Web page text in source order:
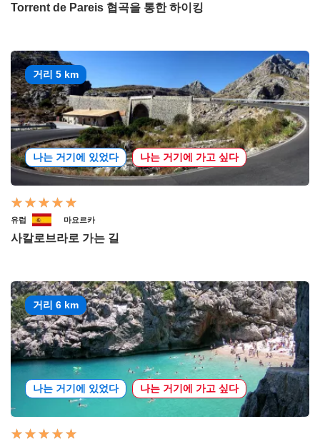
Torrent de Pareis 협곡을 통한 하이킹
거리 5 km
나는 거기에 있었다 나는 거기에 가고 싶다
유럽 마요르카
사칼로브라로 가는 길
거리 6 km
나는 거기에 있었다 나는 거기에 가고 싶다